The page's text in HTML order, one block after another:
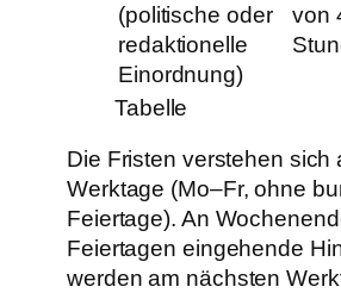
(politische oder
redaktionelle
Einordnung)
von
Tabelle
Die Fristen verstehen sich
Werktage (Mo–Fr, ohne
Feiertage). An
Feiertagen eingehende
werden am nächsten